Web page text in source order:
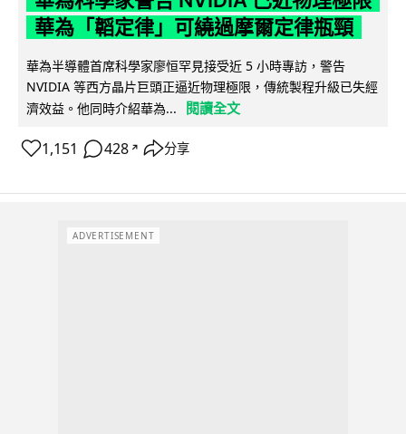
華為「韜定律」可繞過摩爾定律瓶頸
華為半導體首席科學家廖恒罕見接受近 5 小時專訪，警告
NVIDIA 等西方晶片巨頭正逼近物理極限，傳統製程升級已失經
濟效益。他同時介紹華為...
閱讀全文
1,151 428 ↗ 分享
ADVERTISEMENT